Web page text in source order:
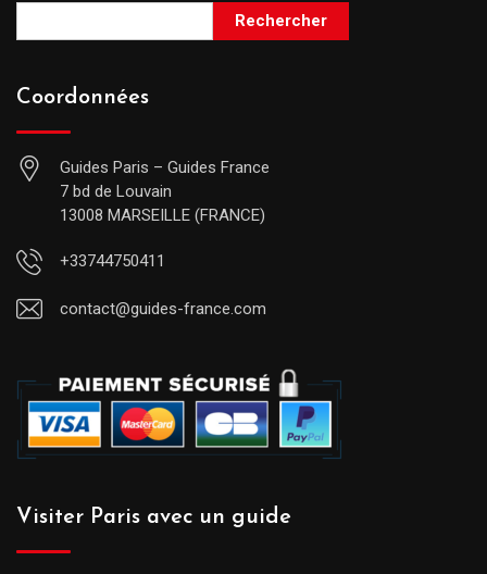
Rechercher
Coordonnées
Guides Paris – Guides France
7 bd de Louvain
13008 MARSEILLE (FRANCE)
+33744750411
contact@guides-france.com
Visiter Paris avec un guide